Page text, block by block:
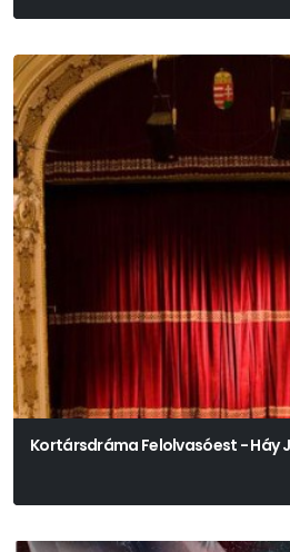
Kortársdráma Felolvasóest - Háy